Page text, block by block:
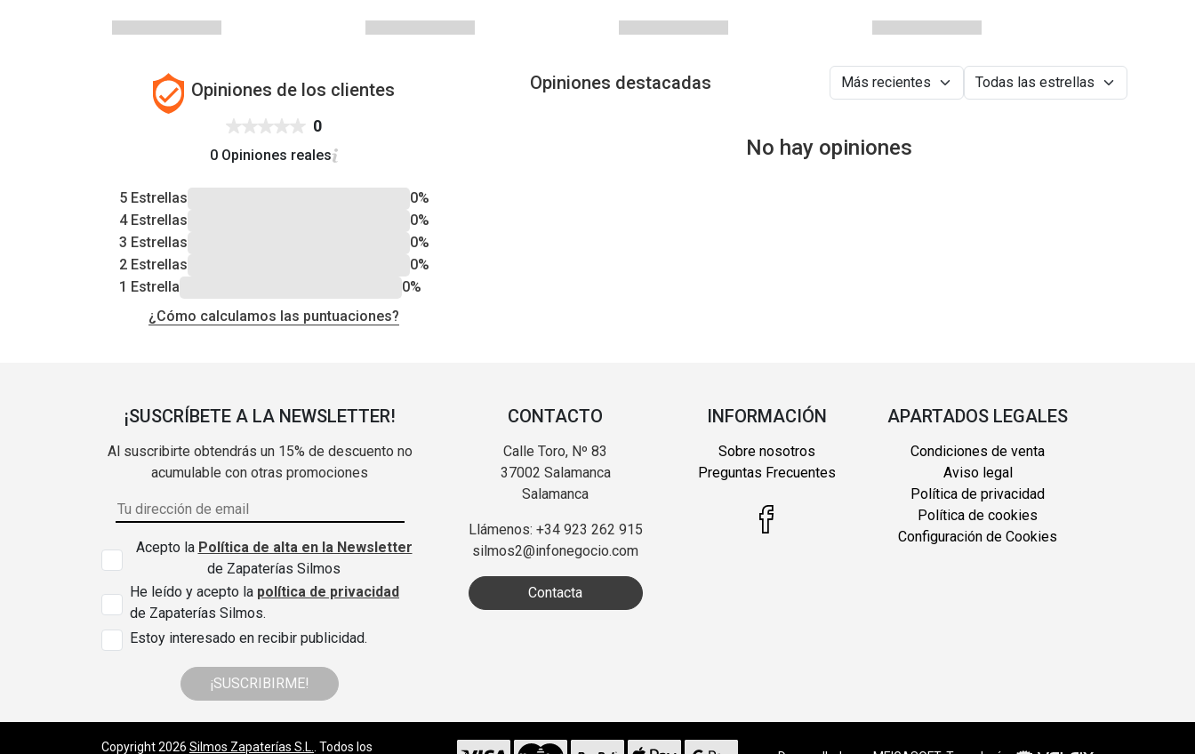
Opiniones de los clientes
0
0 Opiniones reales
5 Estrellas
0%
4 Estrellas
0%
3 Estrellas
0%
2 Estrellas
0%
1 Estrella
0%
¿Cómo calculamos las puntuaciones?
Opiniones destacadas
No hay opiniones
¡SUSCRÍBETE A LA NEWSLETTER!
Al suscribirte obtendrás un 15% de descuento no
acumulable con otras promociones
Acepto la Política de alta en la Newsletter
de Zapaterías Silmos
He leído y acepto la política de privacidad
de Zapaterías Silmos.
Estoy interesado en recibir publicidad.
¡SUSCRIBIRME!
CONTACTO
Calle Toro, Nº 83
37002 Salamanca
Salamanca
Llámenos: +34 923 262 915
silmos2@infonegocio.com
Contacta
INFORMACIÓN
Sobre nosotros
Preguntas Frecuentes
APARTADOS LEGALES
Condiciones de venta
Aviso legal
Política de privacidad
Política de cookies
Configuración de Cookies
Copyright 2026 Silmos Zapaterías S.L. . Todos los